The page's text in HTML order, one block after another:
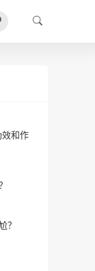
效和作
？